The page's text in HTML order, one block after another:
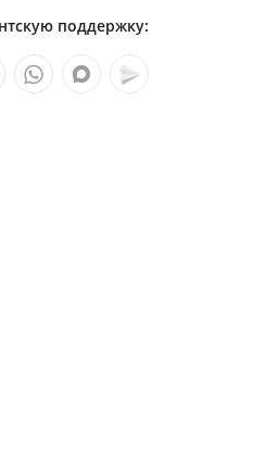
поддержку: